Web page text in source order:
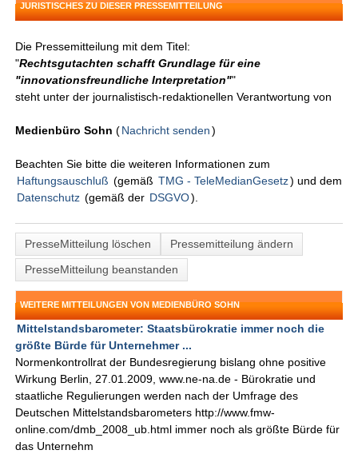
JURISTISCHES ZU DIESER PRESSEMITTEILUNG
Die Pressemitteilung mit dem Titel:
"Rechtsgutachten schafft Grundlage für eine
"innovationsfreundliche Interpretation""
steht unter der journalistisch-redaktionellen Verantwortung von
Medienbüro Sohn (Nachricht senden )
Beachten Sie bitte die weiteren Informationen zum
Haftungsauschluß (gemäß TMG - TeleMedianGesetz) und dem
Datenschutz (gemäß der DSGVO).
PresseMitteilung löschen
Pressemitteilung ändern
PresseMitteilung beanstanden
WEITERE MITTEILUNGEN VON MEDIENBÜRO SOHN
Mittelstandsbarometer: Staatsbürokratie immer noch die
größte Bürde für Unternehmer ...
Normenkontrollrat der Bundesregierung bislang ohne positive
Wirkung Berlin, 27.01.2009, www.ne-na.de - Bürokratie und
staatliche Regulierungen werden nach der Umfrage des
Deutschen Mittelstandsbarometers http://www.fmw-
online.com/dmb_2008_ub.html immer noch als größte Bürde für
das Unternehm